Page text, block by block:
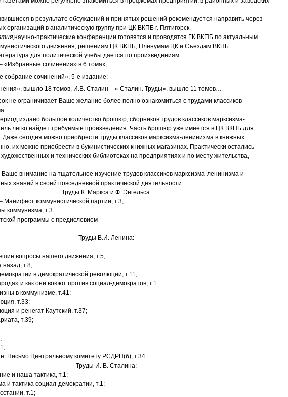
в результате обсуждений и принятых решений рекомендуется направить через
организаций в аналитическую группу при ЦК ВКПБ г. Пятигорск.
научно-практические конференции готовятся и проводятся ГК ВКПБ по актуальным
движения, решениям ЦК ВКПБ, Пленумам ЦК и Съездам ВКПБ.
для политической учебы дается по произведениям:
«Избранные сочинения» в 6 томах;
собрание сочинений», 5-е издание;
вышло 18 томов, И.В. Сталин – « Сталин. Труды», вышло 11 томов…
не ограничивает Ваше желание более полно ознакомиться с трудами классиков
издано большое количество брошюр, сборников трудов классиков марксизма-
легко найдет требуемые произведения. Часть брошюр уже имеется в ЦК ВКПБ для
Даже сегодня можно приобрести труды классиков марксизма-ленинизма в книжных
их можно приобрести в букинистических книжных магазинах. Практически остались
и технических библиотеках на предприятиях и по месту жительства,
внимание на тщательное изучение трудов классиков марксизма-ленинизма и
знаний в своей повседневной практической деятельности.
Труды К. Маркса и Ф. Энгельса:
Манифест коммунистической партии, т.3;
коммунизма, т.3
программы с предисловием
Труды В.И. Ленина:
вопросы нашего движения, т.5;
назад, т.8;
в демократической революции, т.11;
и как они воюют против социал-демократов, т.1
в коммунизме, т.41;
т.33;
и ренегат Каутский, т.37;
т.39;
Письмо Центральному комитету РСДРП(б), т.34.
Труды И. В. Сталина:
и наша тактика, т.1;
и тактика социал-демократии, т.1;
т.1;